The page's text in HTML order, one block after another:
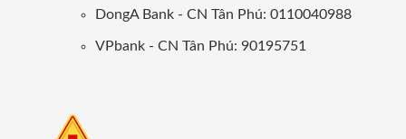
DongA Bank - CN Tân Phú: 0110040988
VPbank - CN Tân Phú: 90195751